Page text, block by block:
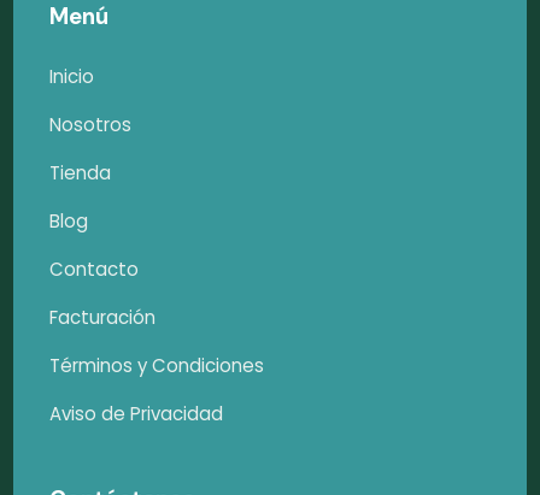
Menú
Inicio
Nosotros
Tienda
Blog
Contacto
Facturación
Términos y Condiciones
Aviso de Privacidad